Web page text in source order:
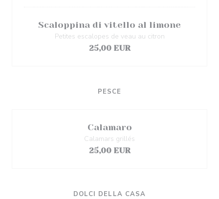
Scaloppina di vitello al limone
Petites escalopes de veau au citron
25,00 EUR
PESCE
Calamaro
Calamars grillés
25,00 EUR
DOLCI DELLA CASA